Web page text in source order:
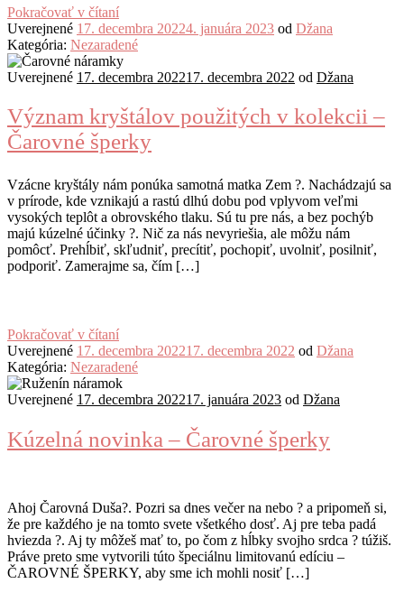
Pokračovať v čítaní
Uverejnené 17. decembra 20224. januára 2023 od Džana
Kategória: Nezaradené
Uverejnené 17. decembra 202217. decembra 2022 od Džana
Význam kryštálov použitých v kolekcii –
Čarovné šperky
Vzácne kryštály nám ponúka samotná matka Zem ?. Nachádzajú sa
v prírode, kde vznikajú a rastú dlhú dobu pod vplyvom veľmi
vysokých teplôt a obrovského tlaku. Sú tu pre nás, a bez pochýb
majú kúzelné účinky ?. Nič za nás nevyriešia, ale môžu nám
pomôcť. Prehĺbiť, skľudniť, precítiť, pochopiť, uvolniť, posilniť,
podporiť. Zamerajme sa, čím […]
Pokračovať v čítaní
Uverejnené 17. decembra 202217. decembra 2022 od Džana
Kategória: Nezaradené
Uverejnené 17. decembra 202217. januára 2023 od Džana
Kúzelná novinka – Čarovné šperky
Ahoj Čarovná Duša?. Pozri sa dnes večer na nebo ? a pripomeň si,
že pre každého je na tomto svete všetkého dosť. Aj pre teba padá
hviezda ?. Aj ty môžeš mať to, po čom z hĺbky svojho srdca ? túžiš.
Práve preto sme vytvorili túto špeciálnu limitovanú edíciu –
ČAROVNÉ ŠPERKY, aby sme ich mohli nosiť […]